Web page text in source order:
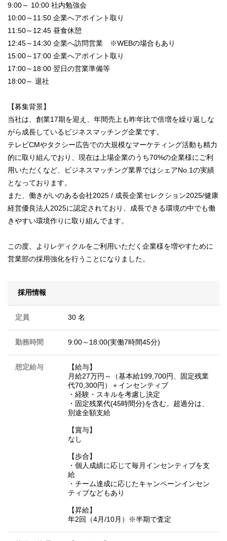
9:00～ 10:00 社内勉強会
10:00～11:50 企業へアポイント取り
11:50～12:45 昼食休憩
12:45～14:30 企業へ訪問営業 ※WEBの場合もあり
15:00～17:00 企業へアポイント取り
17:00～18:00 翌日の営業準備等
18:00～ 退社
【募集背景】
当社は、創業17期を迎え、年間売上も昨年比で倍増を繰り返しな
がら成長しているビジネスマッチング企業です。
テレビCMやタクシー広告での大規模なマーケティング活動も精力
的に取り組んでおり、現在は上場企業のうち70%の企業様にご利
用いただくなど、ビジネスマッチング業界ではシェアNo.1の実績
となっております。
また、働きがいのある会社2025 / 成長企業セレクション2025/健康
経営優良法人2025に認定されており、成長できる環境の中でも働
きやすい環境作りに取り組んでます。
この度、よりレディクルをご利用いただく企業様を増やすために
営業部の採用強化を行うことになりました。
採用情報
定員 30 名
勤務時間 9:00～18:00(実働7時間45分)
想定給与
【給与】
月給27万円～（基本給199,700円、固定残業
代70,300円）＋インセンティブ
・経験・スキルを考慮し決定
・固定残業代(45時間分)を含む。超過分は、
別途全額支給
【賞与】
なし
【歩合】
・個人成績に応じて毎月インセンティブを支
給
・チーム達成に応じたキャンペーンインセン
ティブなどもあり
【昇給】
年2回（4月/10月）※半期で査定